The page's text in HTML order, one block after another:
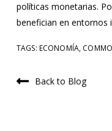
políticas monetarias.
benefician en entornos
TAGS: ECONOMÍA,
Back to Blog